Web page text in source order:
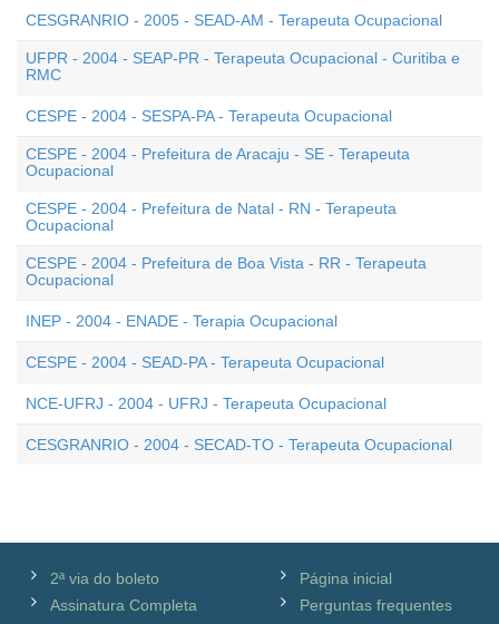
CESGRANRIO - 2005 - SEAD-AM - Terapeuta Ocupacional
UFPR - 2004 - SEAP-PR - Terapeuta Ocupacional - Curitiba e
RMC
CESPE - 2004 - SESPA-PA - Terapeuta Ocupacional
CESPE - 2004 - Prefeitura de Aracaju - SE - Terapeuta
Ocupacional
CESPE - 2004 - Prefeitura de Natal - RN - Terapeuta
Ocupacional
CESPE - 2004 - Prefeitura de Boa Vista - RR - Terapeuta
Ocupacional
INEP - 2004 - ENADE - Terapia Ocupacional
CESPE - 2004 - SEAD-PA - Terapeuta Ocupacional
NCE-UFRJ - 2004 - UFRJ - Terapeuta Ocupacional
CESGRANRIO - 2004 - SECAD-TO - Terapeuta Ocupacional
2ª via do boleto
Assinatura Completa
Página inicial
Perguntas frequentes